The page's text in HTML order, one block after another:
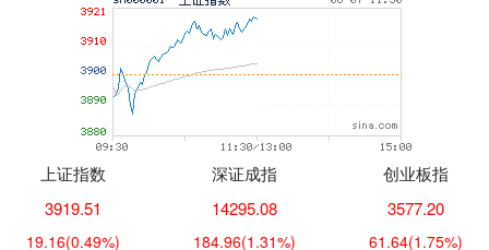
上证指数
3919.51
19.16(0.49%)
深证成指
14295.08
184.96(1.31%)
创业板指
3577.20
61.64(1.75%)